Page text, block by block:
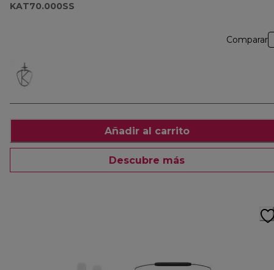
KAT70.000SS
Comparar
Añadir al carrito
Descubre más